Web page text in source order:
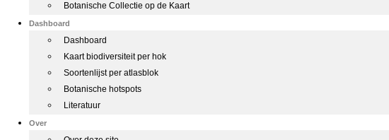
Botanische Collectie op de Kaart
Dashboard
Dashboard
Kaart biodiversiteit per hok
Soortenlijst per atlasblok
Botanische hotspots
Literatuur
Over